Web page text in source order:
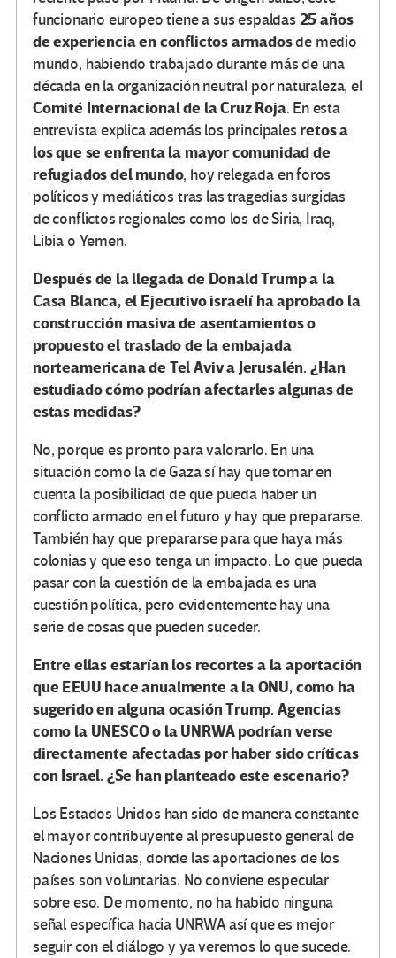
funcionario europeo tiene a sus espaldas 25 años
de experiencia en conflictos armadosde medio
mundo, habiendo trabajado durante más de una
década en la organización neutral por naturaleza, el
Comité Internacional de la Cruz Roja. En esta
entrevista explica además los principales retos a
los que se enfrenta la mayor comunidad de
refugiados del mundo, hoy relegada en foros
políticos y mediáticos tras las tragedias surgidas
de conflictos regionales como los de Siria, Iraq,
Libia o Yemen.
Después de la llegada de Donald Trump a la
Casa Blanca, el Ejecutivo israelí ha aprobado la
construcción masiva de asentamientos o
propuesto el traslado de la embajada
norteamericana de Tel Aviv a Jerusalén. ¿Han
estudiado cómo podrían afectarles algunas de
estas medidas?
No, porque es pronto para valorarlo. En una
situación como la de Gaza sí hay que tomar en
cuenta la posibilidad de que pueda haber un
conflicto armado en el futuro y hay que prepararse.
También hay que prepararse para que haya más
colonias y que eso tenga un impacto. Lo que pueda
pasar con la cuestión de la embajada es una
cuestión política, pero evidentemente hay una
serie de cosas que pueden suceder.
Entre ellas estarían los recortes a la aportación
que EEUU hace anualmente a la ONU, como ha
sugerido en alguna ocasión Trump. Agencias
como la UNESCO o la UNRWA podrían verse
directamente afectadas por haber sido críticas
con Israel. ¿Se han planteado este escenario?
Los Estados Unidos han sido de manera constante
el mayor contribuyente al presupuesto general de
Naciones Unidas, donde las aportaciones de los
países son voluntarias. No conviene especular
sobre eso. De momento, no ha habido ninguna
señal específica hacia UNRWA así que es mejor
seguir con el diálogo y ya veremos lo que sucede.